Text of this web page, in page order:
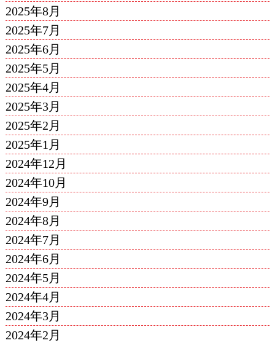
2025年8月
2025年7月
2025年6月
2025年5月
2025年4月
2025年3月
2025年2月
2025年1月
2024年12月
2024年10月
2024年9月
2024年8月
2024年7月
2024年6月
2024年5月
2024年4月
2024年3月
2024年2月